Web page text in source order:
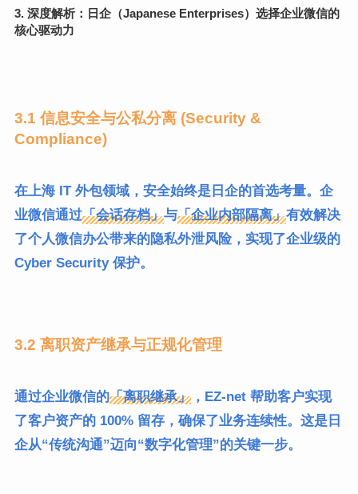
3. 深度解析：日企（Japanese Enterprises）选择企业微信的
核心驱动力
3.1 信息安全与公私分离 (Security &
Compliance)
在上海 IT 外包领域，安全始终是日企的首选考量。企
业微信通过「会话存档」与「企业内部隔离」有效解决
了个人微信办公带来的隐私外泄风险，实现了企业级的
Cyber Security 保护。
3.2 离职资产继承与正规化管理
通过企业微信的「离职继承」，EZ-net 帮助客户实现
了客户资产的 100% 留存，确保了业务连续性。这是日
企从“传统沟通”迈向“数字化管理”的关键一步。